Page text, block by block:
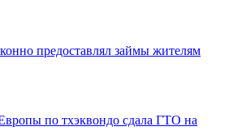
предоставлял займы жителям
по тхэквондо сдала ГТО на